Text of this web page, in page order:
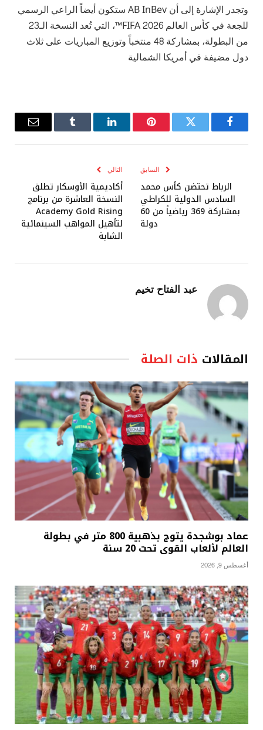
وتجدر الإشارة إلى أن AB InBev ستكون أيضاً الراعي الرسمي
للجعة في كأس العالم FIFA 2026™، التي تُعد النسخة الـ23
من البطولة، بمشاركة 48 منتخباً وتوزيع المباريات على ثلاث
دول مضيفة في أمريكا الشمالية
فيسبوك تويتر بينتيريستلينكدإن Tumblr
البريد
السابق
الرباط تحتضن كأس محمد
السادس الدولية للكراطي
بمشاركة 369 رياضياً من 60
دولة
التالي
أكاديمية الأوسكار تطلق
النسخة العاشرة من برنامج
Academy Gold Rising
لتأهيل المواهب السينمائية
الشابة
عبد الفتاح تخيم
المقالات ذات الصلة
عماد بوشجدة يتوج بذهبية 800 متر في بطولة
العالم لألعاب القوى تحت 20 سنة
أغسطس 9, 2026